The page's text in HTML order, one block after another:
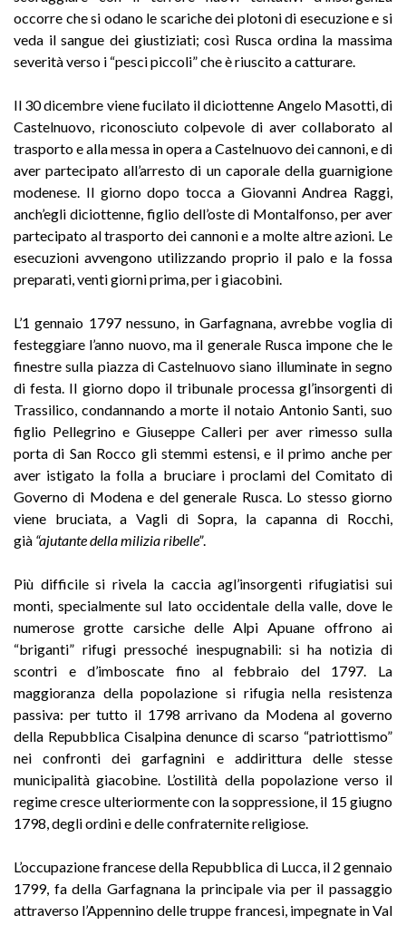
occorre che si odano le scariche dei plotoni di esecuzione e si
veda il sangue dei giustiziati; così Rusca ordina la massima
severità verso i “pesci piccoli” che è riuscito a catturare.
Il 30 dicembre viene fucilato il diciottenne Angelo Masotti, di
Castelnuovo, riconosciuto colpevole di aver collaborato al
trasporto e alla messa in opera a Castelnuovo dei cannoni, e di
aver partecipato all’arresto di un caporale della guarnigione
modenese. Il giorno dopo tocca a Giovanni Andrea Raggi,
anch’egli diciottenne, figlio dell’oste di Montalfonso, per aver
partecipato al trasporto dei cannoni e a molte altre azioni. Le
esecuzioni avvengono utilizzando proprio il palo e la fossa
preparati, venti giorni prima, per i giacobini.
L’1 gennaio 1797 nessuno, in Garfagnana, avrebbe voglia di
festeggiare l’anno nuovo, ma il generale Rusca impone che le
finestre sulla piazza di Castelnuovo siano illuminate in segno
di festa. Il giorno dopo il tribunale processa gl’insorgenti di
Trassilico, condannando a morte il notaio Antonio Santi, suo
figlio Pellegrino e Giuseppe Calleri per aver rimesso sulla
porta di San Rocco gli stemmi estensi, e il primo anche per
aver istigato la folla a bruciare i proclami del Comitato di
Governo di Modena e del generale Rusca. Lo stesso giorno
viene bruciata, a Vagli di Sopra, la capanna di Rocchi,
già “ajutante della milizia ribelle”.
Più difficile si rivela la caccia agl’insorgenti rifugiatisi sui
monti, specialmente sul lato occidentale della valle, dove le
numerose grotte carsiche delle Alpi Apuane offrono ai
“briganti” rifugi pressoché inespugnabili: si ha notizia di
scontri e d’imboscate fino al febbraio del 1797. La
maggioranza della popolazione si rifugia nella resistenza
passiva: per tutto il 1798 arrivano da Modena al governo
della Repubblica Cisalpina denunce di scarso “patriottismo”
nei confronti dei garfagnini e addirittura delle stesse
municipalità giacobine. L’ostilità della popolazione verso il
regime cresce ulteriormente con la soppressione, il 15 giugno
1798, degli ordini e delle confraternite religiose.
L’occupazione francese della Repubblica di Lucca, il 2 gennaio
1799, fa della Garfagnana la principale via per il passaggio
attraverso l’Appennino delle truppe francesi, impegnate in Val